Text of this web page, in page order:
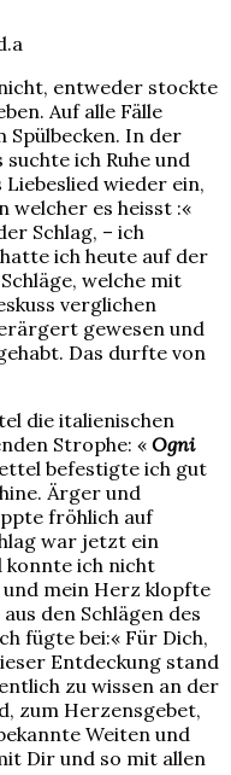
entweder stockte
Auf alle Fälle
Spülbecken. In der
ich Ruhe und
wieder ein,
welcher es heisst :«
Schlag, – ich
ich heute auf der
welche mit
verglichen
gewesen und
Das durfte von
die italienischen
Strophe: « Ogni
befestigte ich gut
Ärger und
fröhlich auf
war jetzt ein
konnte ich nicht
und mein Herz klopfte
den Schlägen des
fügte bei:« Für Dich,
Entdeckung stand
zu wissen an der
zum Herzensgebet,
Weiten und
Dir und so mit allen